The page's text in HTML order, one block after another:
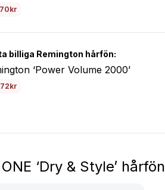
billiga Remington hårfön:
‘Power Volume 2000’
‘Dry & Style’ hårfön